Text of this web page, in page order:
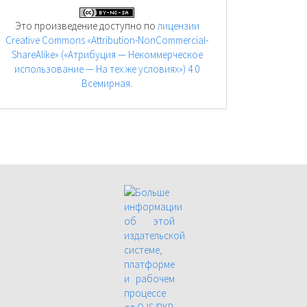
Это произведение доступно полицензии
Creative Commons «Attribution-NonCommercial-
ShareAlike» («Атрибуция — Некоммерческое
использование — На тех же условиях») 4.0
Всемирная.